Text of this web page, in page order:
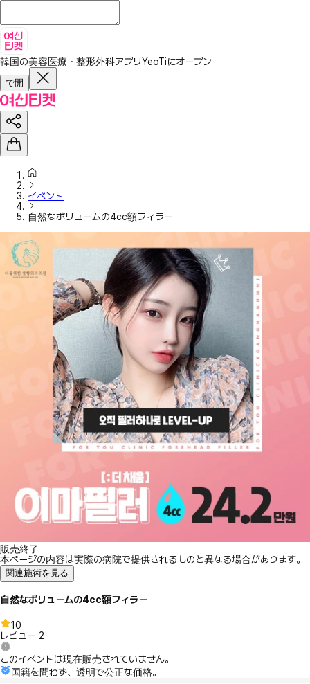
韓国の美容医療・整形外科アプリYeoTiにオープン
で開
イベント
自然なボリュームの4cc額フィラー
販売終了
本ページの内容は実際の病院で提供されるものと異なる場合があります。
関連施術を見る
自然なボリュームの4cc額フィラー
10
レビュー 2
このイベントは現在販売されていません。
国籍を問わず、透明で公正な価格。